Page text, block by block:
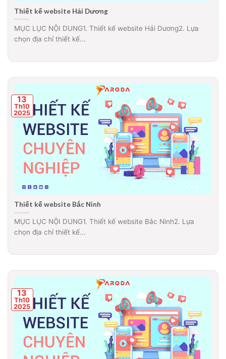
Thiết kế website Hải Dương
MỤC LỤC NỘI DUNG1. Thiết kế website Hải Dương2. Lựa
chọn địa chỉ thiết kế...
Thiết kế website Bắc Ninh
MỤC LỤC NỘI DUNG1. Thiết kế website Bắc Ninh2. Lựa
chọn địa chỉ thiết kế...
13
Th10
2025
13
Th10
2025